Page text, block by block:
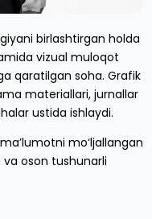
birlashtirgan holda
vizual muloqot
qaratilgan soha. Grafik
materiallari, jurnallar
ustida ishlaydi.
mo‘ljallangan
oson tushunarli